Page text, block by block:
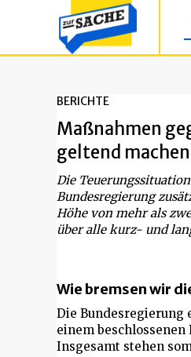
BERICHTE
Maßnahmen
geltend
Die
Bundesregierung
Höhe von mehr als
über alle kurz- und
Wie bremsen wir
Die Bundesregierung
einem beschlossenen
Insgesamt stehen